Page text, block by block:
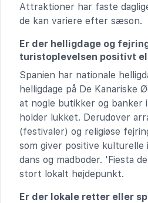
Attraktioner har faste
de kan variere efter sæson.
Er der helligdage og
turistoplevelsen positivt
Spanien har nationale
helligdage på De Kanariske
at nogle butikker og banker
holder lukket. Derudover
(festivaler) og religiøse
som giver positive kulturelle
dans og madboder. 'Fiesta
stort lokalt højdepunkt.
Er der lokale retter eller